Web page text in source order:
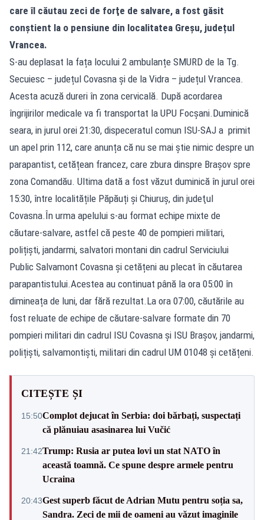
care îl căutau zeci de forţe de salvare, a fost găsit
conștient la o pensiune din localitatea Greșu, județul
Vrancea.
S-au deplasat la fața locului 2 ambulanțe SMURD de la Tg.
Secuiesc – județul Covasna și de la Vidra – județul Vrancea.
Acesta acuză dureri în zona cervicală. După acordarea
îngrijirilor medicale va fi transportat la UPU Focșani.Duminică
seara, in jurul orei 21:30, dispeceratul comun ISU-SAJ a primit
un apel prin 112, care anunța că nu se mai știe nimic despre un
parapantist, cetățean francez, care zbura dinspre Brașov spre
zona Comandău. Ultima dată a fost văzut duminică în jurul orei
15:30, între localitățile Păpăuți și Chiuruș, din judeţul
Covasna.În urma apelului s-au format echipe mixte de
căutare-salvare, astfel că peste 40 de pompieri militari,
polițiști, jandarmi, salvatori montani din cadrul Serviciului
Public Salvamont Covasna și cetățeni au plecat în căutarea
parapantistului.Acestea au continuat până la ora 05:00 în
dimineața de luni, dar fără rezultat.La ora 07:00, căutările au
fost reluate de echipe de căutare-salvare formate din 70
pompieri militari din cadrul ISU Covasna și ISU Brașov, jandarmi,
polițiști, salvamontiști, militari din cadrul UM 01048 și cetățeni.
CITEȘTE ȘI
15:50Complot dejucat în Serbia: doi bărbați, suspectați
că plănuiau asasinarea lui Vučić
21:42Trump: Rusia ar putea lovi un stat NATO în
această toamnă. Ce spune despre armele pentru
Ucraina
20:43Gest superb făcut de Adrian Mutu pentru soția sa,
Sandra. Zeci de mii de oameni au văzut imaginile